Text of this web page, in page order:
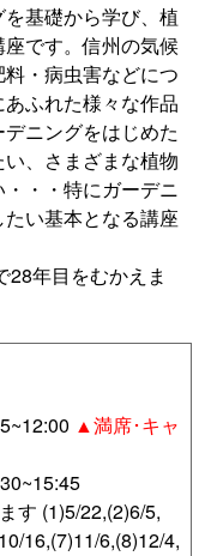
基礎から学び、植
です。信州の気候
・病虫害などにつ
ふれた様々な作品
ニングをはじめた
、さまざまな植物
・・特にガーデニ
い基本となる講座
28年目をむかえま
▲満席･キャ
す (1)5/22,(2)6/5,
16,(7)11/6,(8)12/4,